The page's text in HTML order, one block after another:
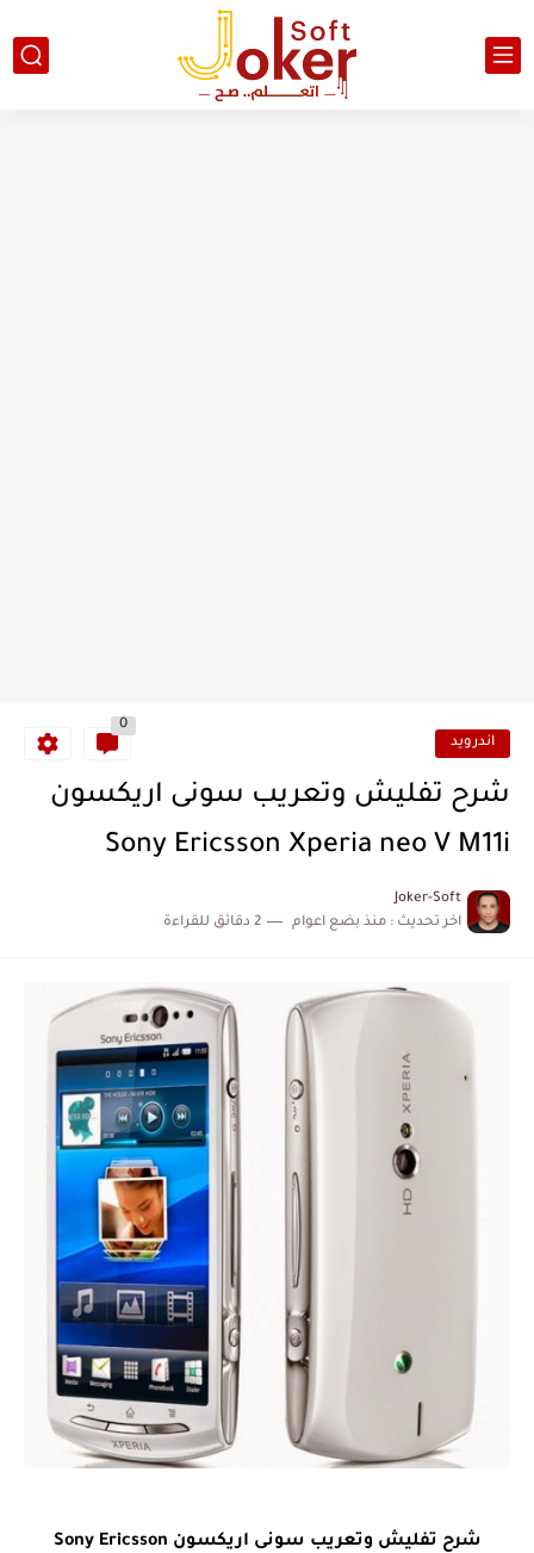
اندرويد
0
شرح تفليش وتعريب سونى اريكسون
Sony Ericsson Xperia neo V M11i
Joker-Soft
اخر تحديث : منذ بضع اعوام 2 دقائق للقراءة
شرح تفليش وتعريب سونى اريكسون Sony Ericsson